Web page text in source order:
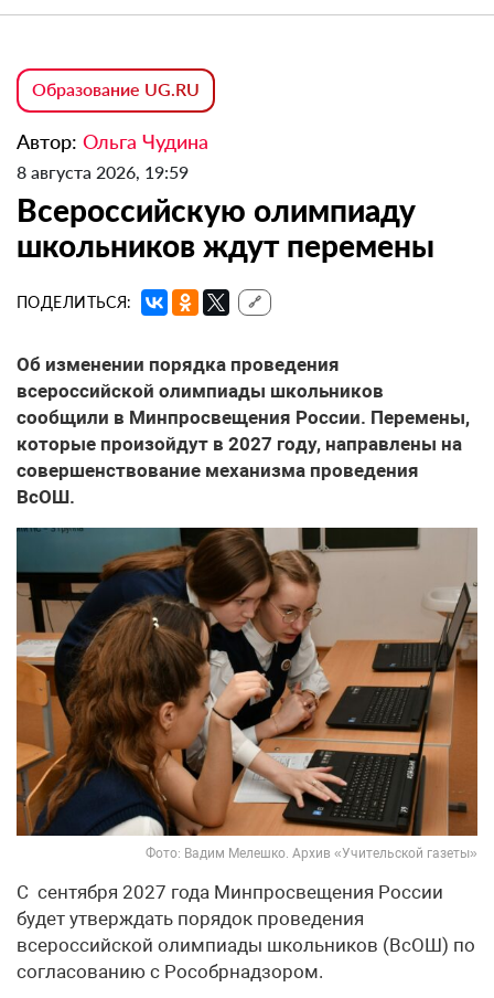
Образование UG.RU
Автор: Ольга Чудина
8 августа 2026, 19:59
Всероссийскую олимпиаду
школьников ждут перемены
ПОДЕЛИТЬСЯ: 🔗
Об изменении порядка проведения
всероссийской олимпиады школьников
сообщили в Минпросвещения России. Перемены,
которые произойдут в 2027 году, направлены на
совершенствование механизма проведения
ВсОШ.
Фото: Вадим Мелешко. Архив «Учительской газеты»
С сентября 2027 года Минпросвещения России
будет утверждать порядок проведения
всероссийской олимпиады школьников (ВсОШ) по
согласованию с Рособрнадзором.